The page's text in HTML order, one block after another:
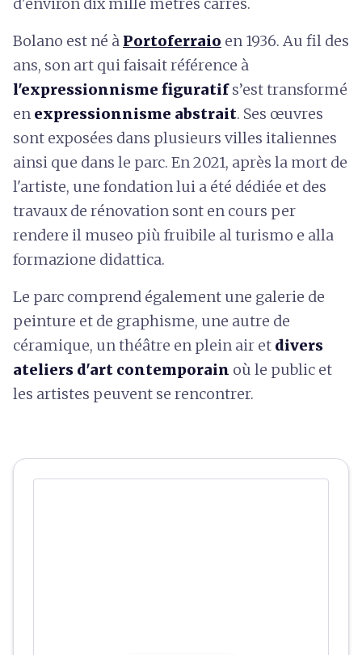
Bolano est né à Portoferraio en 1936. Au fil des
ans, son art qui faisait référence à
l'expressionnisme figuratifs’est transformé
en expressionnisme abstrait. Ses œuvres
sont exposées dans plusieurs villes italiennes
ainsi que dans le parc. En 2021, après la mort de
l'artiste, une fondation lui a été dédiée et des
travaux de rénovation sont en cours per
rendere il museo più fruibile al turismo e alla
formazione didattica.
Le parc comprend également une galerie de
peinture et de graphisme, une autre de
céramique, un théâtre en plein air et divers
ateliers d'art contemporain où le public et
les artistes peuvent se rencontrer.